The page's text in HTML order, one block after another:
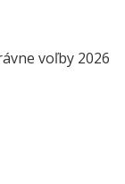
voľby 2026